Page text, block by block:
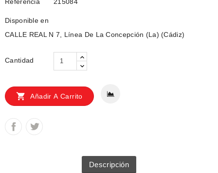
Disponible en
CALLE REAL N 7, Línea De La Concepción (La) (Cádiz)
Cantidad
 Añadir A Carrito
Descripción